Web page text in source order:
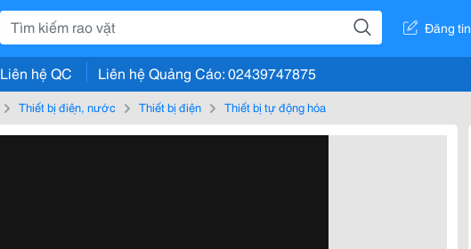
Đăng tin
Liên hệ QC Liên hệ Quảng Cáo: 02439747875
Thiết bị điện, nước Thiết bị điện Thiết bị tự động hóa